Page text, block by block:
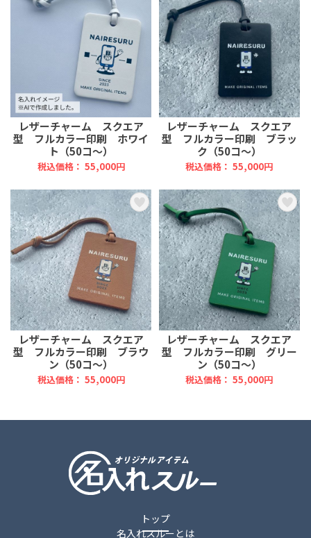
レザーチャーム スクエア
型 フルカラー印刷 ホワイ
ト（50コ～）
税込価格： 55,000円
レザーチャーム スクエア
型 フルカラー印刷 ブラッ
ク（50コ～）
税込価格： 55,000円
レザーチャーム スクエア
型 フルカラー印刷 ブラウ
ン（50コ～）
税込価格： 55,000円
レザーチャーム スクエア
型 フルカラー印刷 グリー
ン（50コ～）
税込価格： 55,000円
トップ
名入れスルーとは